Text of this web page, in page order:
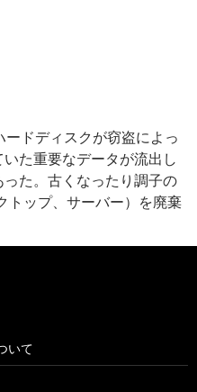
ドディスクが窃盗によっ
た重要なデータが流出し
た。古くなったり調子の
トップ、サーバー）を廃棄
いて